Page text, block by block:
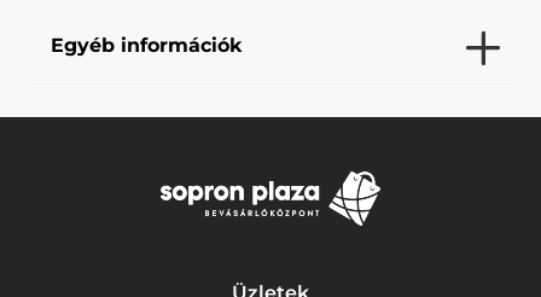
Egyéb információk